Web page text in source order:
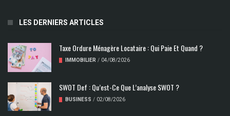
LES DERNIERS ARTICLES
Taxe Ordure Ménagère Locataire : Qui Paie Et Quand ?
IMMOBILIER / 04/08/2026
SWOT Def : Qu’est-Ce Que L’analyse SWOT ?
BUSINESS / 02/08/2026